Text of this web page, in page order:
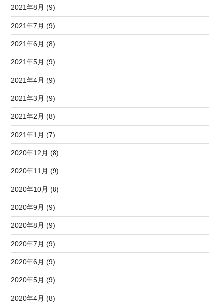
2021年8月 (9)
2021年7月 (9)
2021年6月 (8)
2021年5月 (9)
2021年4月 (9)
2021年3月 (9)
2021年2月 (8)
2021年1月 (7)
2020年12月 (8)
2020年11月 (9)
2020年10月 (8)
2020年9月 (9)
2020年8月 (9)
2020年7月 (9)
2020年6月 (9)
2020年5月 (9)
2020年4月 (8)